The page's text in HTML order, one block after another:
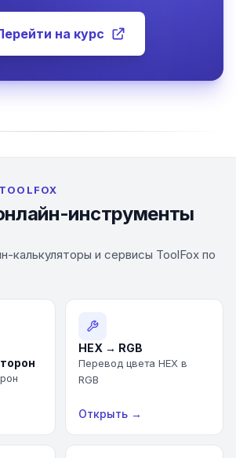
на курс
инструменты
калькуляторы и сервисы ToolFox по
HEX → RGB
Перевод цвета HEX в
RGB
Открыть →